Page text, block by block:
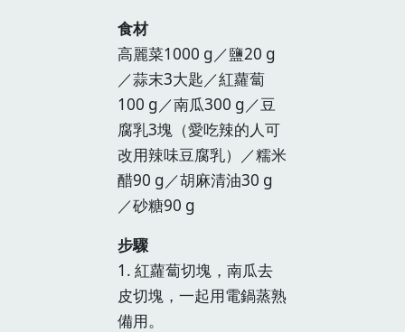
食材
高麗菜1000 g／鹽20 g
／蒜末3大匙／紅蘿蔔
100 g／南瓜300 g／豆
腐乳3塊（愛吃辣的人可
改用辣味豆腐乳）／糯米
醋90 g／胡麻清油30 g
／砂糖90 g
步驟
1. 紅蘿蔔切塊，南瓜去
皮切塊，一起用電鍋蒸熟
備用。